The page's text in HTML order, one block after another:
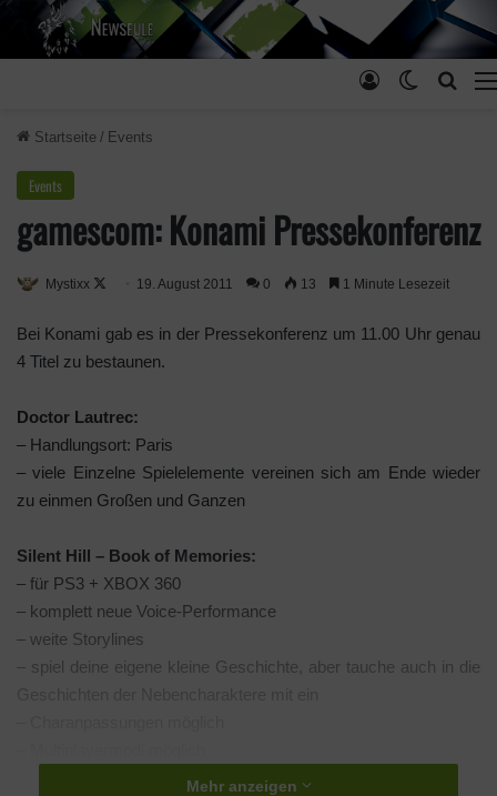
Skin
Anmelden
Startseite / Events
Events
gamescom: Konami Pressekonferenz
Mystixx
l
l
w
o
n
X
19. August 2011 0 13 1 Minute Lesezeit
Bei Konami gab es in der Pressekonferenz um 11.00 Uhr genau
4 Titel zu bestaunen.
Doctor Lautrec:
– Handlungsort: Paris
– viele Einzelne Spielelemente vereinen sich am Ende wieder
zu einmen Großen und Ganzen
Silent Hill – Book of Memories:
– für PS3 + XBOX 360
– komplett neue Voice-Performance
– weite Storylines
– spiel deine eigene kleine Geschichte, aber tauche auch in die
– viele Sidequests, die durch die Geschichte führen
Mehr anzeigen